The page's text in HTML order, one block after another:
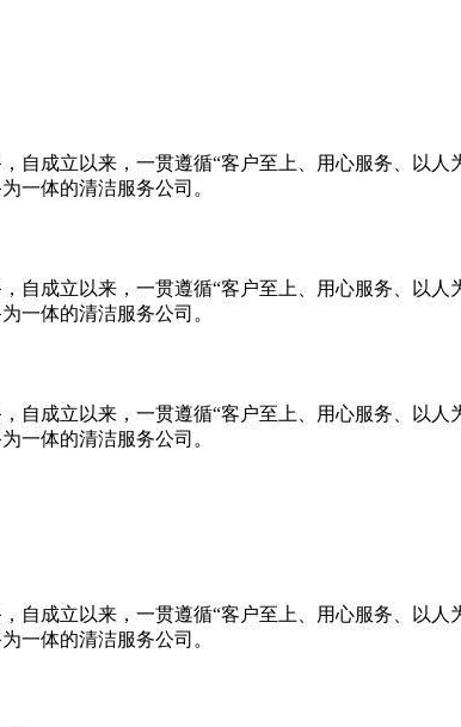
自成立以来，一贯遵循“客户至上、用心服务、以
一体的清洁服务公司。
自成立以来，一贯遵循“客户至上、用心服务、以
一体的清洁服务公司。
自成立以来，一贯遵循“客户至上、用心服务、以
一体的清洁服务公司。
自成立以来，一贯遵循“客户至上、用心服务、以
一体的清洁服务公司。